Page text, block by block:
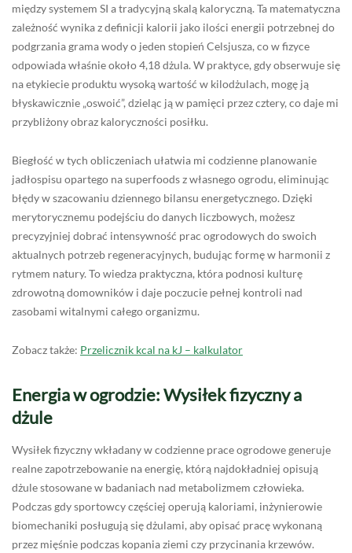
między systemem SI a tradycyjną skalą kaloryczną. Ta matematyczna
zależność wynika z definicji kalorii jako ilości energii potrzebnej do
podgrzania grama wody o jeden stopień Celsjusza, co w fizyce
odpowiada właśnie około 4,18 dżula. W praktyce, gdy obserwuje się
na etykiecie produktu wysoką wartość w kilodżulach, mogę ją
błyskawicznie „oswoić”, dzieląc ją w pamięci przez cztery, co daje mi
przybliżony obraz kaloryczności posiłku.
Biegłość w tych obliczeniach ułatwia mi codzienne planowanie
jadłospisu opartego na superfoods z własnego ogrodu, eliminując
błędy w szacowaniu dziennego bilansu energetycznego. Dzięki
merytorycznemu podejściu do danych liczbowych, możesz
precyzyjniej dobrać intensywność prac ogrodowych do swoich
aktualnych potrzeb regeneracyjnych, budując formę w harmonii z
rytmem natury. To wiedza praktyczna, która podnosi kulturę
zdrowotną domowników i daje poczucie pełnej kontroli nad
zasobami witalnymi całego organizmu.
Zobacz także: Przelicznik kcal na kJ – kalkulator
Energia w ogrodzie: Wysiłek fizyczny a
dżule
Wysiłek fizyczny wkładany w codzienne prace ogrodowe generuje
realne zapotrzebowanie na energię, którą najdokładniej opisują
dżule stosowane w badaniach nad metabolizmem człowieka.
Podczas gdy sportowcy częściej operują kaloriami, inżynierowie
biomechaniki posługują się dżulami, aby opisać pracę wykonaną
przez mięśnie podczas kopania ziemi czy przycinania krzewów.